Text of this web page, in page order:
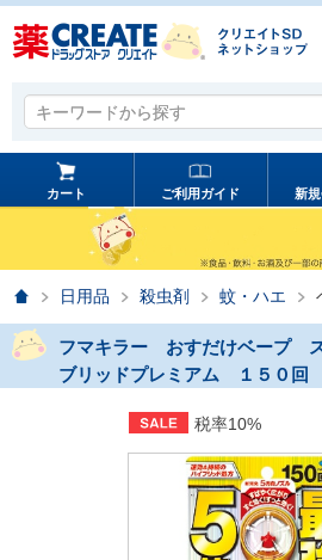
キーワードから探す
キーワードから探す
カート ご利用ガイド 新
ホーム日用品 殺虫剤 蚊・ハエ
フマキラー おすだけベープ
ブリッドプレミアム １５０回
税率10%